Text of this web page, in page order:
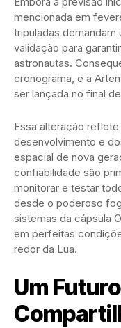
mencionada em
tripuladas
validação para
astronautas.
cronograma, e a
ser lançada no final
Essa alteração
desenvolvimento e
espacial de nova
confiabilidade são
monitorar e testar
desde o poderoso
sistemas da cápsula
em perfeitas
redor da Lua.
Um